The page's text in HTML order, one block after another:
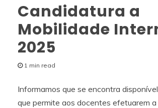
Candidatura a
Mobilidade
2025
1 min read
Informamos que se encontra
que permite aos docentes efetuarem